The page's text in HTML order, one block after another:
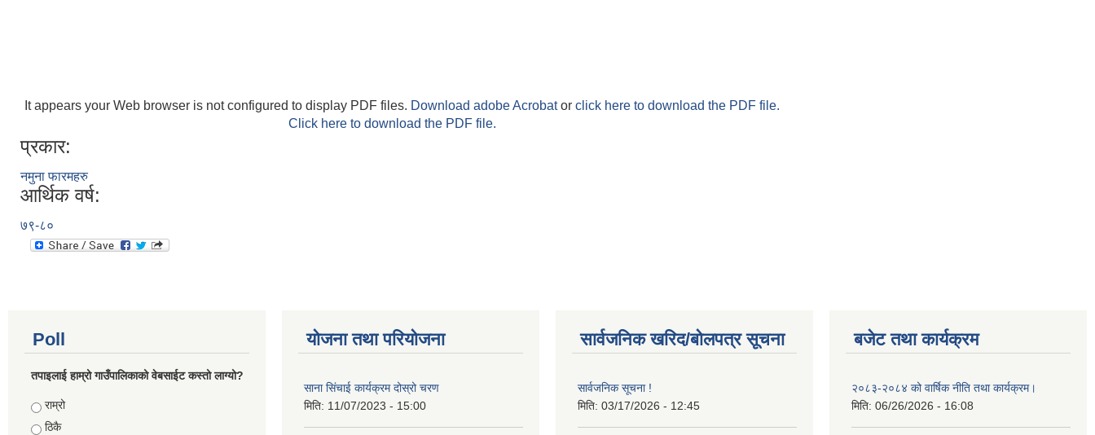
It appears your Web browser is not configured to display PDF files. Download adobe Acrobator click here to download the PDF file.
Click here to download the PDF file.
प्रकार:
नमुना फारमहरु
आर्थिक वर्ष:
७९-८०
Poll
तपाइलाई हाम्रो गाउँपालिकाको वेबसाईट कस्तो लाग्यो?
Choices
राम्रो
ठिकै
योजना तथा परियोजना
साना सिंचाई कार्यक्रम दोस्रो चरण
मिति: 11/07/2023 - 15:00
सार्वजनिक खरिद/बोलपत्र सूचना
सार्वजनिक सूचना !
मिति: 03/17/2026 - 12:45
बजेट तथा कार्यक्रम
२०८३-२०८४ को वार्षिक नीति तथा कार्यक्रम।
मिति: 06/26/2026 - 16:08